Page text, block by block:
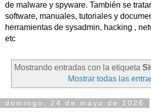
de malware y spyware. También se
software, manuales, tutoriales y
herramientas de sysadmin, hacking ,
etc
Mostrando entradas con la etiqueta
Mostrar todas las
domingo, 24 de mayo de 2026